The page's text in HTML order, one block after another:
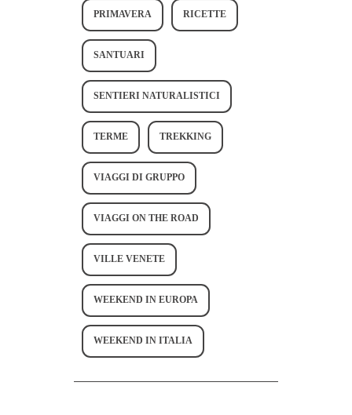
PRIMAVERA RICETTE
SANTUARI
SENTIERI NATURALISTICI
TERME TREKKING
VIAGGI DI GRUPPO
VIAGGI ON THE ROAD
VILLE VENETE
WEEKEND IN EUROPA
WEEKEND IN ITALIA